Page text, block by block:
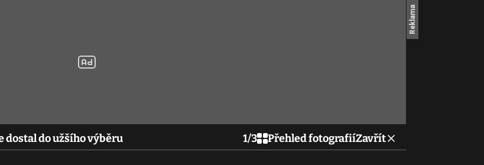
dostal do užšího výběru 1/3 Přehled fotografiíZavřít